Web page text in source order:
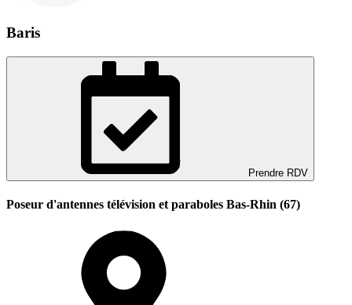
Baris
Prendre RDV
Poseur d'antennes télévision et paraboles Bas-Rhin (67)